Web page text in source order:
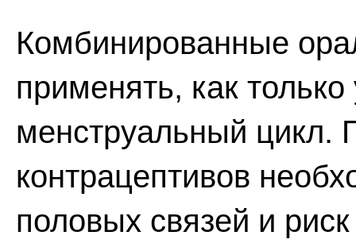
Комбинированные
применять, как
менструальный цикл.
контрацептивов
половых связей и